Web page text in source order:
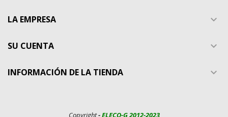
LA EMPRESA 
SU CUENTA 
INFORMACIÓN DE LA TIENDA 
Copyright-ELECO-G 2012-2023